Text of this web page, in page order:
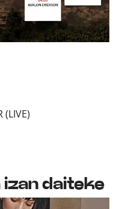
(LIVE)
daiteke